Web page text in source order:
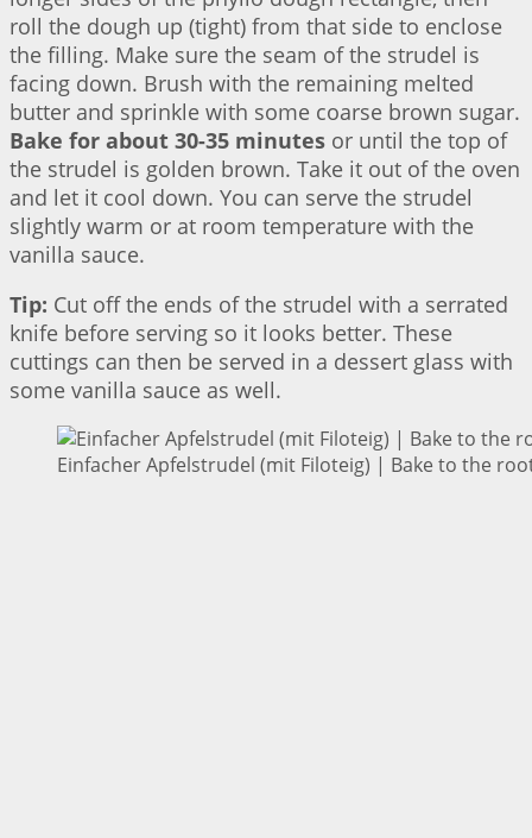
roll the dough up (tight) from that side to enclose
the filling. Make sure the seam of the strudel is
facing down. Brush with the remaining melted
butter and sprinkle with some coarse brown sugar.
Bake for about 30-35 minutes or until the top of
the strudel is golden brown. Take it out of the oven
and let it cool down. You can serve the strudel
slightly warm or at room temperature with the
vanilla sauce.
Tip: Cut off the ends of the strudel with a serrated
knife before serving so it looks better. These
cuttings can then be served in a dessert glass with
some vanilla sauce as well.
Einfacher Apfelstrudel (mit Filoteig) | Bake to the